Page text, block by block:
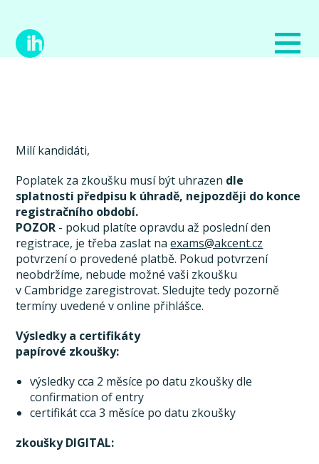
Milí kandidáti,
Poplatek za zkoušku musí být uhrazen dle
splatnosti předpisu k úhradě, nejpozději do konce
registračního období.
POZOR - pokud platíte opravdu až poslední den
registrace, je třeba zaslat naexams@akcent.cz
potvrzení o provedené platbě. Pokud potvrzení
neobdržíme, nebude možné vaši zkoušku
v Cambridge zaregistrovat. Sledujte tedy pozorně
termíny uvedené v online přihlášce.
Výsledky a certifikáty
papírové zkoušky:
výsledky cca 2 měsíce po datu zkoušky dle
confirmation of entry
certifikát cca 3 měsíce po datu zkoušky
zkoušky DIGITAL: